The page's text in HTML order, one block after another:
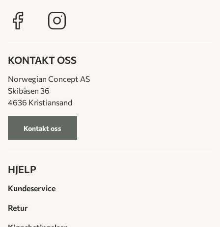
KONTAKT OSS
Norwegian Concept AS
Skibåsen 36
4636 Kristiansand
Kontakt oss
HJELP
Kundeservice
Retur